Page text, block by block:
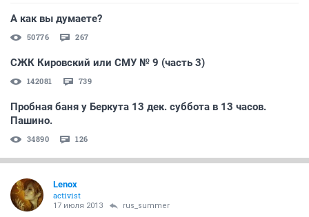
А как вы думаете?
50776 267
СЖК Кировский или СМУ № 9 (часть 3)
142081 739
Пробная баня у Беркута 13 дек. суббота в 13 часов.
Пашино.
34890 126
Lenox
activist
17 июля 2013 rus_summer